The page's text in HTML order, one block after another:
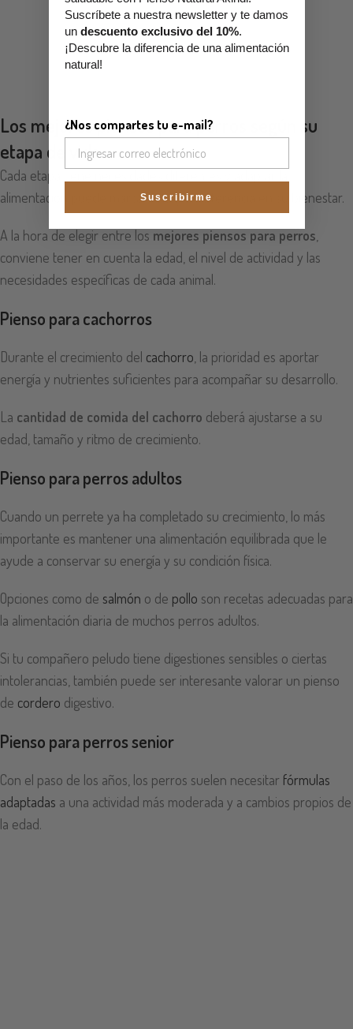
Los mejores piensos para perros según su
etapa de vida
Cada etapa tiene necesidades diferentes y adaptar la
alimentación puede marcar una gran diferencia en su bienestar.
A la hora de elegir entre los mejores piensos para perros
conviene tener en cuenta la edad, el nivel de actividad y las
necesidades específicas de cada animal.
Pienso para cachorros
Durante el crecimiento del cachorro , la prioridad es aportar
energía y nutrientes suficientes para acompañar su desarrollo.
La cantidad de comida del cachorro deberá ajustarse a su
edad, tamaño y ritmo de crecimiento.
Pienso para perros adultos
Cuando un perrete ya ha completado su crecimiento, lo más
importante es mantener una alimentación equilibrada que le
ayude a conservar su energía y su condición física.
Opciones como de salmón o de pollo son recetas adecuadas para
la alimentación diaria de muchos perros adultos.
Si tu compañero peludo tiene digestiones sensibles o ciertas
intolerancias, también puede ser interesante valorar un pienso
de cordero digestivo.
Pienso para perros senior
Con el paso de los años, los perros suelen necesitar fórmulas
adaptadas a una actividad más moderada y a cambios propios de
la edad.
Suscríbete a nuestra newsletter y te damos
un descuento exclusivo del 10%.
¡Descubre la diferencia de una alimentación
natural!
¿Nos compartes tu e-mail?
Suscribirme